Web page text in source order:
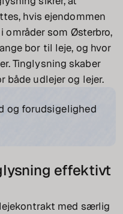
hvis ejendommen
som Østerbro,
bor til leje, og hvor
Tinglysning skaber
både udlejer og lejer.
og forudsigelighed
effektivt
med særlig